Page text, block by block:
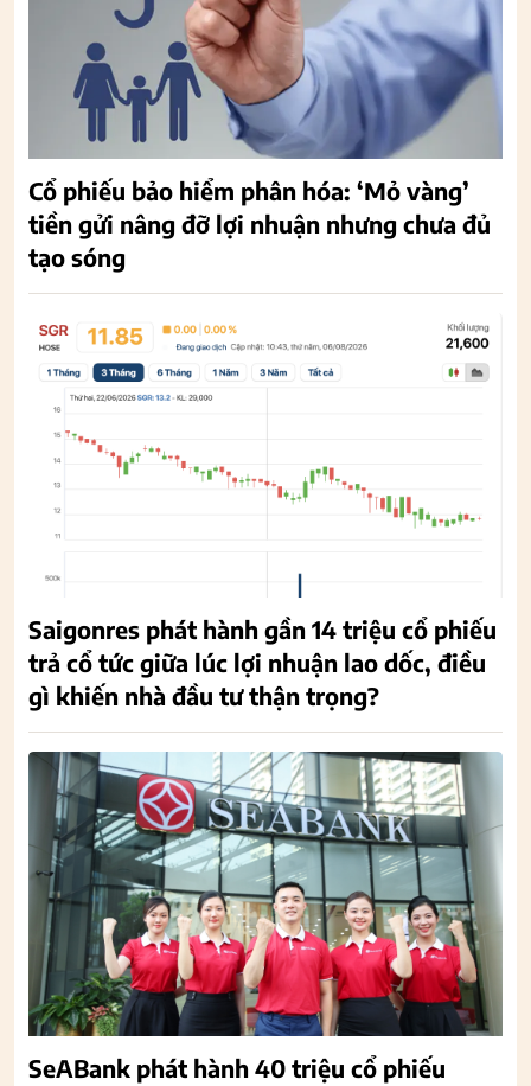
Cổ phiếu bảo hiểm phân hóa: ‘Mỏ vàng’
tiền gửi nâng đỡ lợi nhuận nhưng chưa đủ
tạo sóng
Saigonres phát hành gần 14 triệu cổ phiếu
trả cổ tức giữa lúc lợi nhuận lao dốc, điều
gì khiến nhà đầu tư thận trọng?
SeABank phát hành 40 triệu cổ phiếu